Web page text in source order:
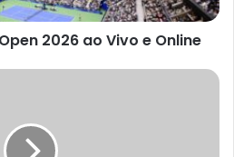
2026 ao Vivo e Online